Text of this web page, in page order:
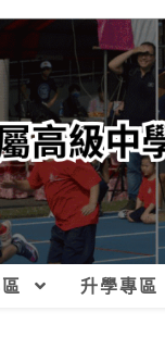
升學專區